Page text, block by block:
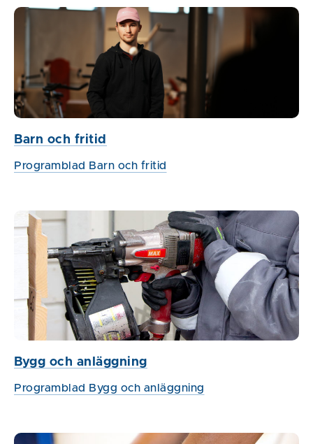
Barn och fritid
Programblad Barn och fritid
Bygg och anläggning
Programblad Bygg och anläggning